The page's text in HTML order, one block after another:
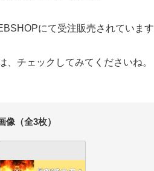
にて受注販売されています
チェックしてみてくださいね。
像（全3枚）